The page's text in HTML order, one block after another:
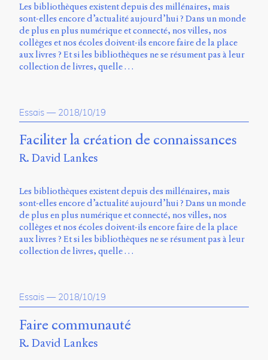
Université
de
Sherbrooke
Campus
Local
B1-
150
Pl.
Moyne
Longueuil
(QC)
J4K
0B7
Canada
3272
Sens
public
v.
Les bibliothèques existent depuis des millénaires, mais
sont-elles encore d’actualité aujourd’hui ? Dans un monde
de plus en plus numérique et connecté, nos villes, nos
collèges et nos écoles doivent-ils encore faire de la place
aux livres ? Et si les bibliothèques ne se résument pas à leur
collection de livres, quelle …
Essais — 2018/10/19
Faciliter la création de connaissances
R. David Lankes
Les bibliothèques existent depuis des millénaires, mais
sont-elles encore d’actualité aujourd’hui ? Dans un monde
de plus en plus numérique et connecté, nos villes, nos
collèges et nos écoles doivent-ils encore faire de la place
aux livres ? Et si les bibliothèques ne se résument pas à leur
collection de livres, quelle …
Essais — 2018/10/19
Faire communauté
R. David Lankes